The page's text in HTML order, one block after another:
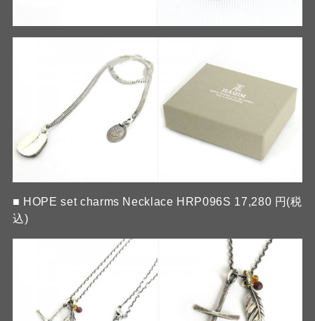
■ HOPE set charms Necklace HRP096S 17,280 円(税
込)